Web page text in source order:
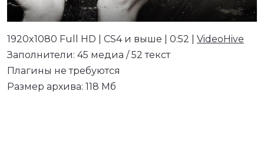
1920x1080 Full HD | CS4 и выше | 0:52 | VideoHive
Заполнители: 45 медиа / 52 текст
Плагины не требуются
Размер архива: 118 Мб